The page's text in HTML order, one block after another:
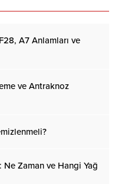
A7 Anlamları ve
ve Antraknoz
Zaman ve Hangi Yağ